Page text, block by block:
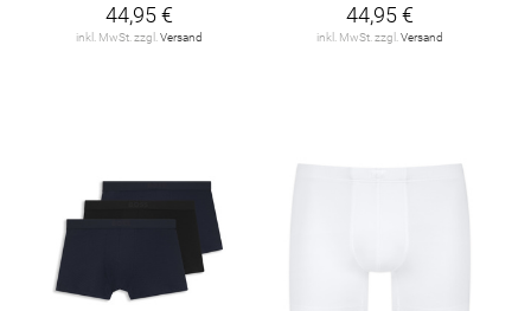
44,95 €
inkl. MwSt. zzgl. Versand
44,95 €
inkl. MwSt. zzgl. Versand